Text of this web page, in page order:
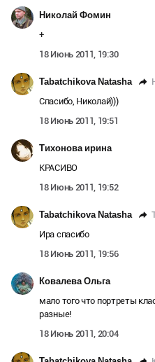
Николай Фомин
+
18 Июнь 2011, 19:30
Tabatchikova Natasha
Спасибо, Николай)))
18 Июнь 2011, 19:51
Тихонова ирина
КРАСИВО
18 Июнь 2011, 19:52
Tabatchikova Natasha
Ира спасибо
18 Июнь 2011, 19:56
Ковалева Ольга
мало того что портреты
разные!
18 Июнь 2011, 20:04